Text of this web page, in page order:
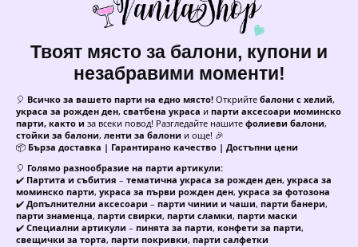
Твоят място за балони, купони и
незабравими моменти!
🎈 Всичко за вашето парти на едно място! Открийте балони с хелий,
украса за рожден ден, сватбена украса и парти аксесоари моминско
парти, както и за всеки повод! Разгледайте нашите фолиеви балони,
стойки за балони, ленти за балони и още! 🎉
📦 Бърза доставка | Гарантирано качество | Достъпни цени
🎈 Голямо разнообразие на парти артикули:
✔️ Партита и събития – тематична украса за рожден ден, украса за
моминско парти, украса за първи рожден ден, украса за фотозона
✔️ Допълнителни аксесоари – парти чинии и чаши, парти банери,
парти знаменца, парти свирки, парти сламки, парти маски
✔️ Специални артикули – пинята за парти, конфети за парти,
свещички за торта, парти покривки, парти салфетки